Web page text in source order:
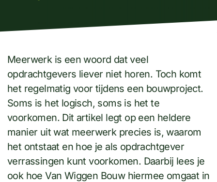
Meerwerk is een woord dat veel
opdrachtgevers liever niet horen. Toch komt
het regelmatig voor tijdens een bouwproject.
Soms is het logisch, soms is het te
voorkomen. Dit artikel legt op een heldere
manier uit wat meerwerk precies is, waarom
het ontstaat en hoe je als opdrachtgever
verrassingen kunt voorkomen. Daarbij lees je
ook hoe Van Wiggen Bouw hiermee omgaat in